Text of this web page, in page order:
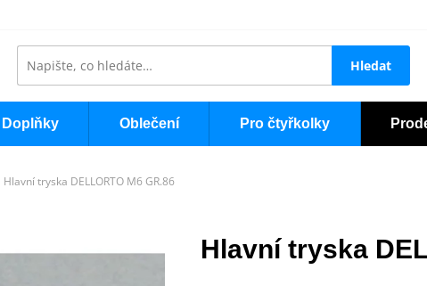
Hledat
Doplňky Oblečení Pro čtyřkolky
Hlavní tryska DELLORTO M6 GR.86
Hlavní tryska